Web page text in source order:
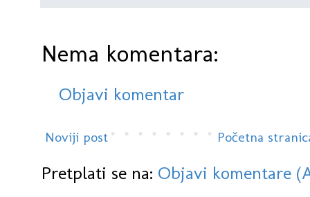
Nema komentara:
Objavi komentar
Noviji post Početna
Pretplati se na: Objavi komentare